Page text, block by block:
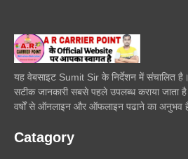
यह वेबसाइट Sumit Sir के निर्देशन में संचालित
सटीक जानकारी सबसे पहले उपलब्ध कराया जाता
वर्षों से ऑनलाइन और ऑफलाइन पढाने का अनुभव
Catagory